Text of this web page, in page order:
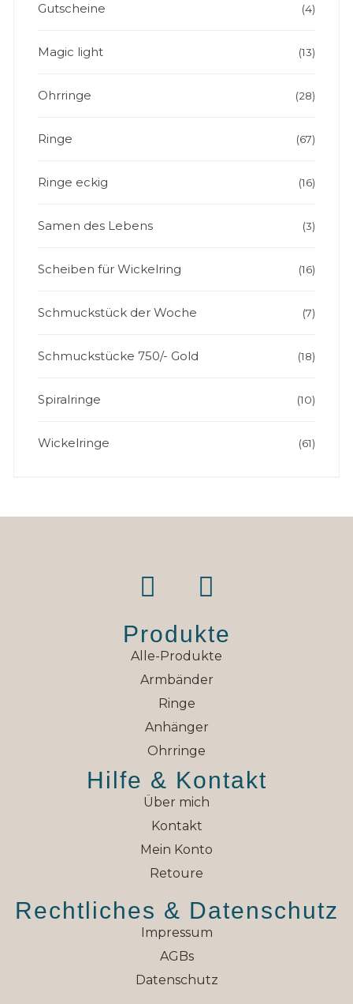
Gutscheine (4)
Magic light (13)
Ohrringe (28)
Ringe (67)
Ringe eckig (16)
Samen des Lebens (3)
Scheiben für Wickelring (16)
Schmuckstück der Woche (7)
Schmuckstücke 750/- Gold (18)
Spiralringe (10)
Wickelringe (61)
Produkte
Alle-Produkte
Armbänder
Ringe
Anhänger
Ohrringe
Hilfe & Kontakt
Über mich
Kontakt
Mein Konto
Retoure
Rechtliches & Datenschutz
Impressum
AGBs
Datenschutz